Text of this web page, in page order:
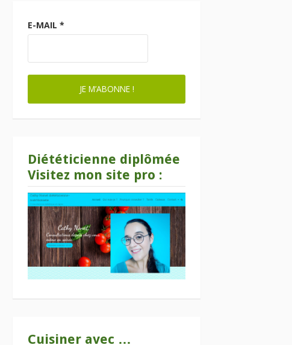
E-MAIL *
Diététicienne diplômée
Visitez mon site pro :
Cuisiner avec …